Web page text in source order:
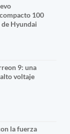
100
Hyundai
9: una
voltaje
la fuerza